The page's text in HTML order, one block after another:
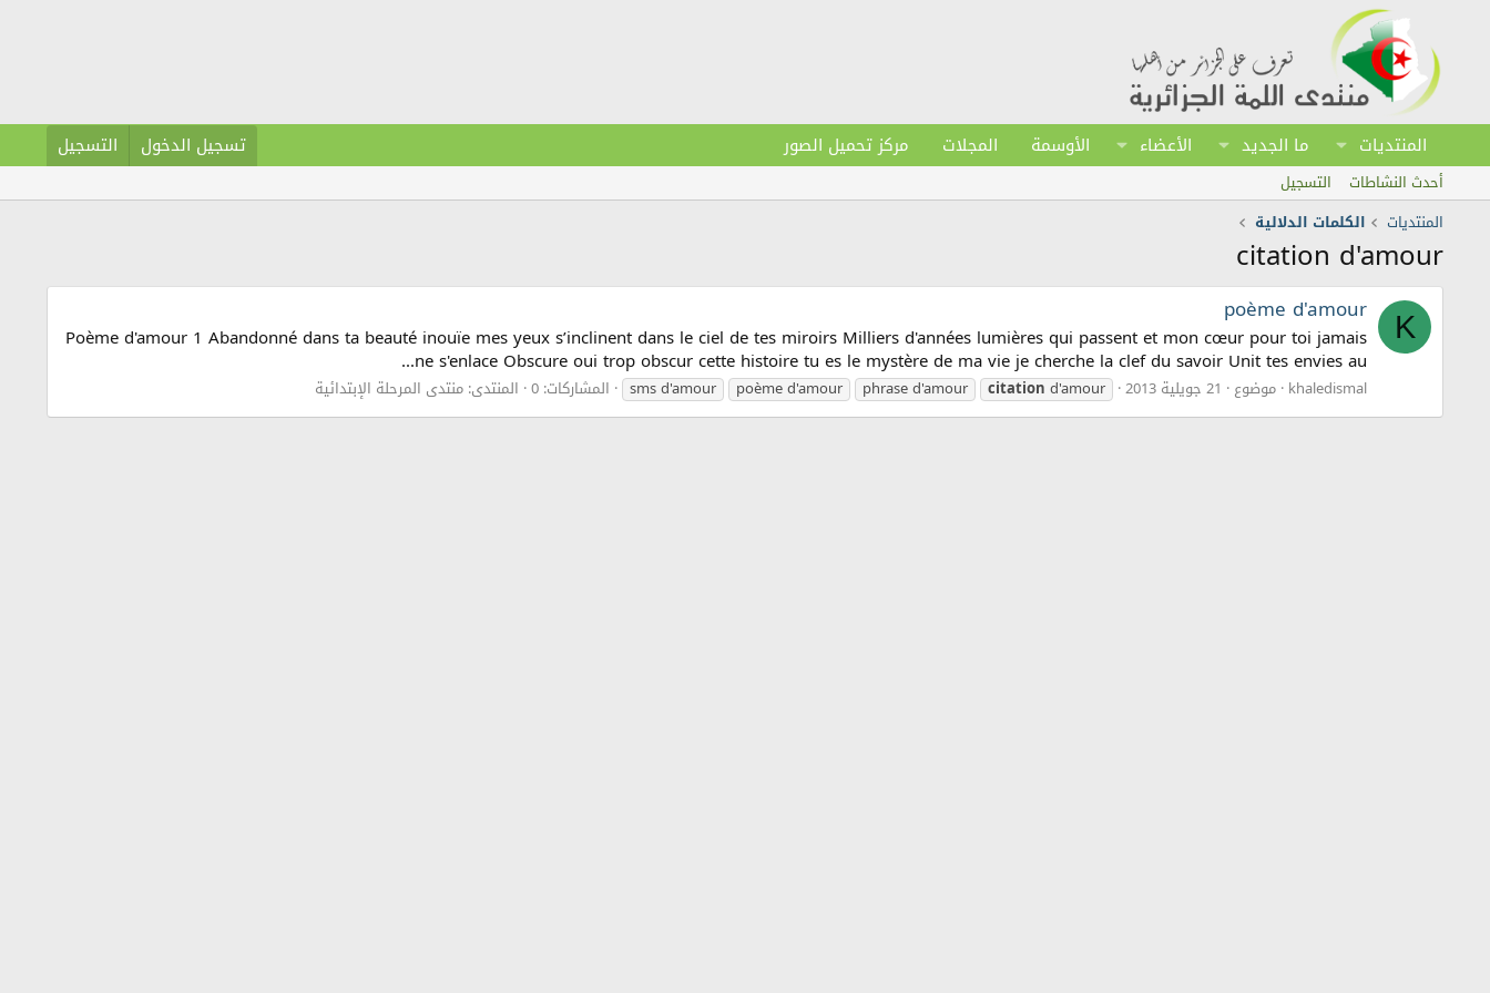
المنتديات ما الجديد الأعضاء الأوسمة المجلات مركز تحميل الصور تسجيل الدخول التسجيل
أحدث النشاطات
التسجيل
المنتديات
الكلمات الدلالية
citation d'amour
K
poème d'amour
Poème d'amour 1 Abandonné dans ta beauté inouïe mes yeux s’inclinent dans le ciel de tes miroirs Milliers d'années lumières qui passent et mon cœur pour toi jamais
ne s'enlace Obscure oui trop obscur cette histoire tu es le mystère de ma vie je cherche la clef du savoir Unit tes envies au...
khaledismal موضوع 21 جويلية 2013 citationd'amour
phrase d'amour
poème d'amour
sms d'amour المشاركات: 0 المنتدى: منتدى المرحلة الإبتدائية